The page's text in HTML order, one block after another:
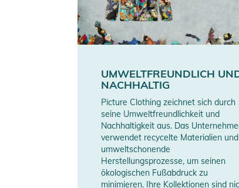
- Adjustable cuffs with hook and loop system
- Flex Skin ultra stretch neoprene
- Mesh pockets to store bottles on the sides
- Elasticated snow skirt
Produktinformationen
Gebrauchsanweisungen,
UMWELTFREUNDLICH
NACHHALTIG
Picture Clothing zeichnet sich durch
seine Umweltfreundlichkeit und
Nachhaltigkeit aus. Das
verwendet recycelte Materialien und
umweltschonende
Herstellungsprozesse, um seinen
ökologischen Fußabdruck zu
minimieren. Ihre Kollektionen sind